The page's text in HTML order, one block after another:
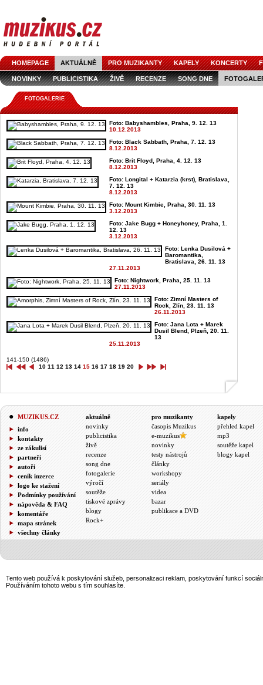
HOMEPAGE AKTUÁLNĚ PRO MUZIKANTY KAPELY KONCERTY
NOVINKY PUBLICISTIKA ŽIVĚ RECENZE SONG DNE
FOTOGALERIE
Foto: Babyshambles, Praha, 9. 12. 13
10.12.2013
Foto: Black Sabbath, Praha, 7. 12. 13
8.12.2013
Foto: Brit Floyd, Praha, 4. 12. 13
8.12.2013
Foto: Longital + Katarzia (krst), Bratislava,
7. 12. 13
8.12.2013
Foto: Mount Kimbie, Praha, 30. 11. 13
3.12.2013
Foto: Jake Bugg + Honeyhoney, Praha, 1.
12. 13
3.12.2013
Foto: Lenka Dusilová +
Baromantika,
Bratislava, 26. 11. 13
27.11.2013
Foto: Nightwork, Praha, 25. 11. 13
27.11.2013
Foto: Zimní Masters of
Rock, Zlín, 23. 11. 13
26.11.2013
Foto: Jana Lota + Marek
Dusil Blend, Plzeň, 20. 11.
13
25.11.2013
141-150 (1486)
10 11 12 13 14 15 16 17 18 19 20
MUZIKUS.CZ
info
kontakty
ze zákulisí
partneři
autoři
ceník inzerce
logo ke stažení
Podmínky používání
nápověda & FAQ
komentáře
mapa stránek
všechny články
aktuálně
novinky
publicistika
živě
recenze
song dne
fotogalerie
výročí
soutěže
tiskové zprávy
blogy
Rock+
pro muzikanty
časopis Muzikus
e-muzikus
novinky
testy nástrojů
články
workshopy
seriály
videa
bazar
publikace a DVD
kapely
přehled kapel
mp3
soutěže kapel
blogy kapel
Tento web používá k poskytování služeb, personalizaci reklam, poskytování funkcí
Používáním tohoto webu s tím souhlasíte.